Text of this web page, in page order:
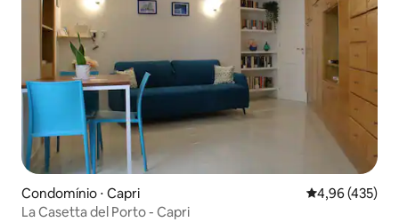
Condomínio ⋅ Capri 4,96 de uma
4,96 (435)
La Casetta del Porto - Capri